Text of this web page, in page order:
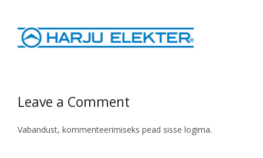
Leave a Comment
Vabandust, kommenteerimiseks pead sisse logima.